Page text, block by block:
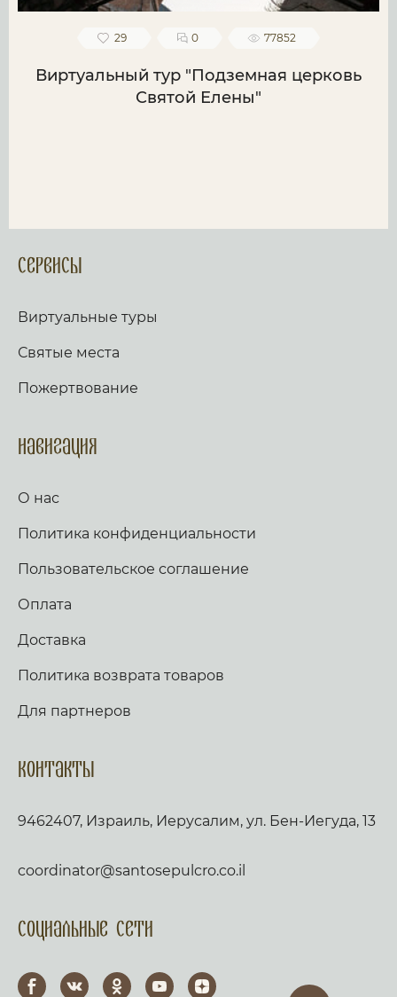
29 0 77852
Виртуальный тур "Подземная церковь
Святой Елены"
Сервисы
Виртуальные туры
Святые места
Пожертвование
Навигация
О нас
Политика конфиденциальности
Пользовательское соглашение
Оплата
Доставка
Политика возврата товаров
Для партнеров
Контакты
9462407, Израиль, Иерусалим, ул. Бен-Иегуда, 13
coordinator@santosepulcro.co.il
Социальные сети